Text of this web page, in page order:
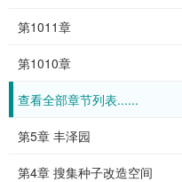
第1011章
第1010章
查看全部章节列表......
第5章 丰泽园
第4章 搜集种子改造空间